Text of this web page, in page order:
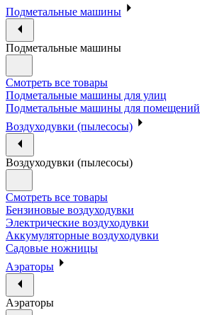
Подметальные машины
Подметальные машины
Смотреть все товары
Подметальные машины для улиц
Подметальные машины для помещений
Воздуходувки (пылесосы)
Воздуходувки (пылесосы)
Смотреть все товары
Бензиновые воздуходувки
Электрические воздуходувки
Аккумуляторные воздуходувки
Садовые ножницы
Аэраторы
Аэраторы